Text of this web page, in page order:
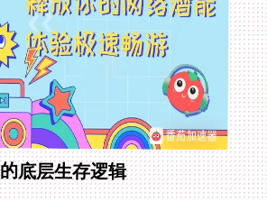
底层生存逻辑